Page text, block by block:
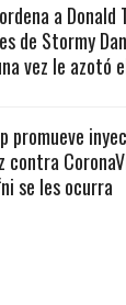
a
de Stormy
vez le azotó
promueve
contra
se les ocurra